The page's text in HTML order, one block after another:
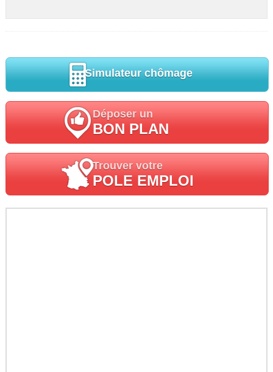
Simulateur chômage
Déposer un
BON PLAN
Trouver votre
POLE EMPLOI